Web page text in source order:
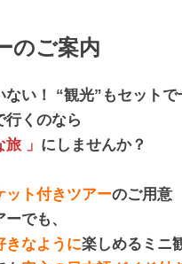
のご案内
い！ “観光”もセット
行くのなら
」 にしませんか？
ット付きツアーのご用意
でも、
きなように楽しめるミニ